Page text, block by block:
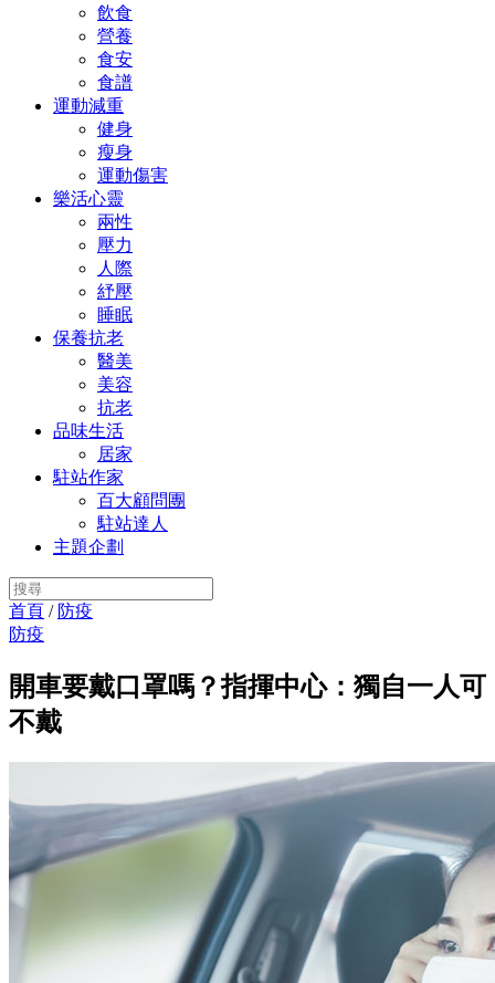
飲食
營養
食安
食譜
運動減重
健身
瘦身
運動傷害
樂活心靈
兩性
壓力
人際
紓壓
睡眠
保養抗老
醫美
美容
抗老
品味生活
居家
駐站作家
百大顧問團
駐站達人
主題企劃
首頁 / 防疫
防疫
開車要戴口罩嗎？指揮中心：獨自一人可
不戴